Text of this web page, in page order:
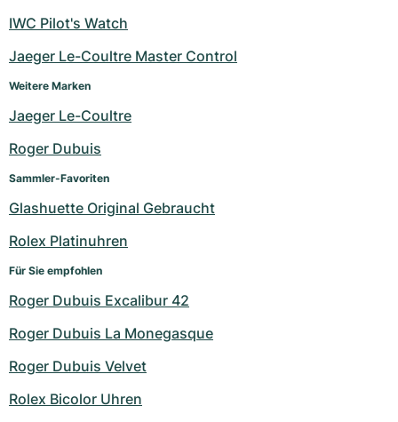
Roadster
Montbrillant
Gebraucht
IWC Pilot's Watch
Jaeger Le-Coultre Master Control
Weitere Marken
Jaeger Le-Coultre
Roger Dubuis
Sammler-Favoriten
Glashuette Original Gebraucht
Rolex Platinuhren
Für Sie empfohlen
Roger Dubuis Excalibur 42
Roger Dubuis La Monegasque
Roger Dubuis Velvet
Rolex Bicolor Uhren